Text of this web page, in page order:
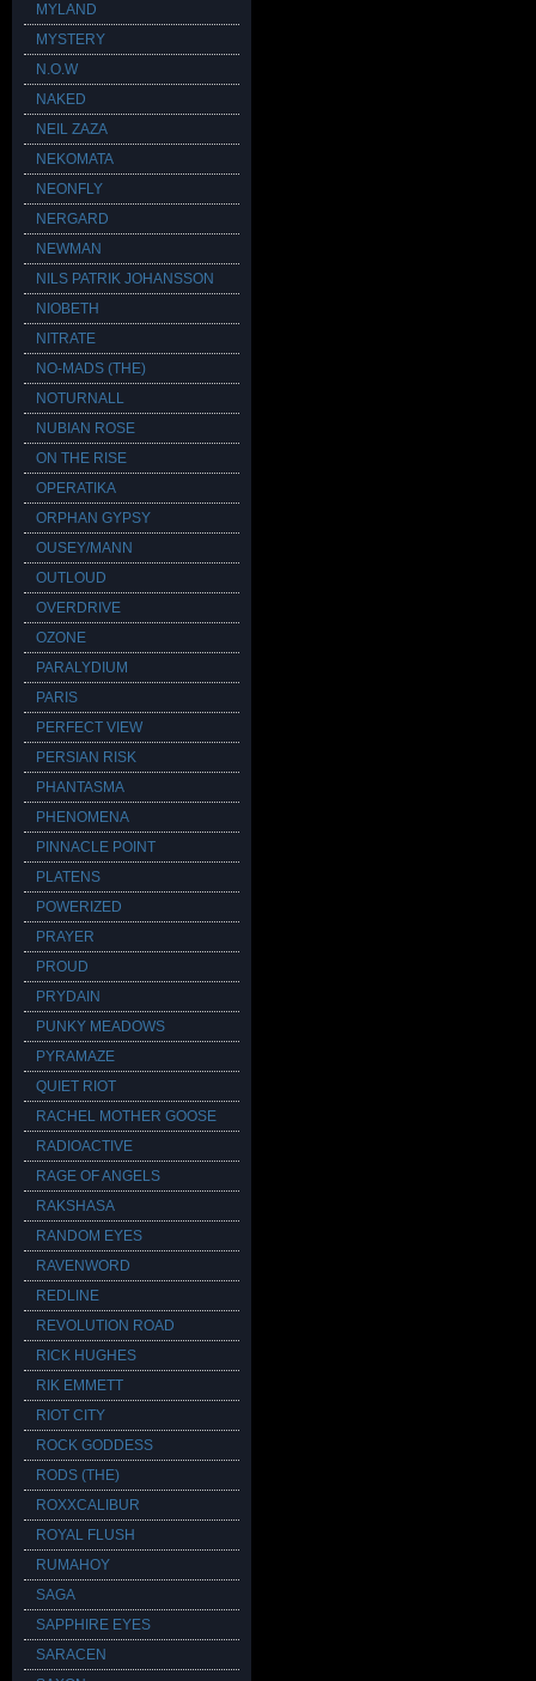
MYLAND
MYSTERY
N.O.W
NAKED
NEIL ZAZA
NEKOMATA
NEONFLY
NERGARD
NEWMAN
NILS PATRIK JOHANSSON
NIOBETH
NITRATE
NO-MADS (THE)
NOTURNALL
NUBIAN ROSE
ON THE RISE
OPERATIKA
ORPHAN GYPSY
OUSEY/MANN
OUTLOUD
OVERDRIVE
OZONE
PARALYDIUM
PARIS
PERFECT VIEW
PERSIAN RISK
PHANTASMA
PHENOMENA
PINNACLE POINT
PLATENS
POWERIZED
PRAYER
PROUD
PRYDAIN
PUNKY MEADOWS
PYRAMAZE
QUIET RIOT
RACHEL MOTHER GOOSE
RADIOACTIVE
RAGE OF ANGELS
RAKSHASA
RANDOM EYES
RAVENWORD
REDLINE
REVOLUTION ROAD
RICK HUGHES
RIK EMMETT
RIOT CITY
ROCK GODDESS
RODS (THE)
ROXXCALIBUR
ROYAL FLUSH
RUMAHOY
SAGA
SAPPHIRE EYES
SARACEN